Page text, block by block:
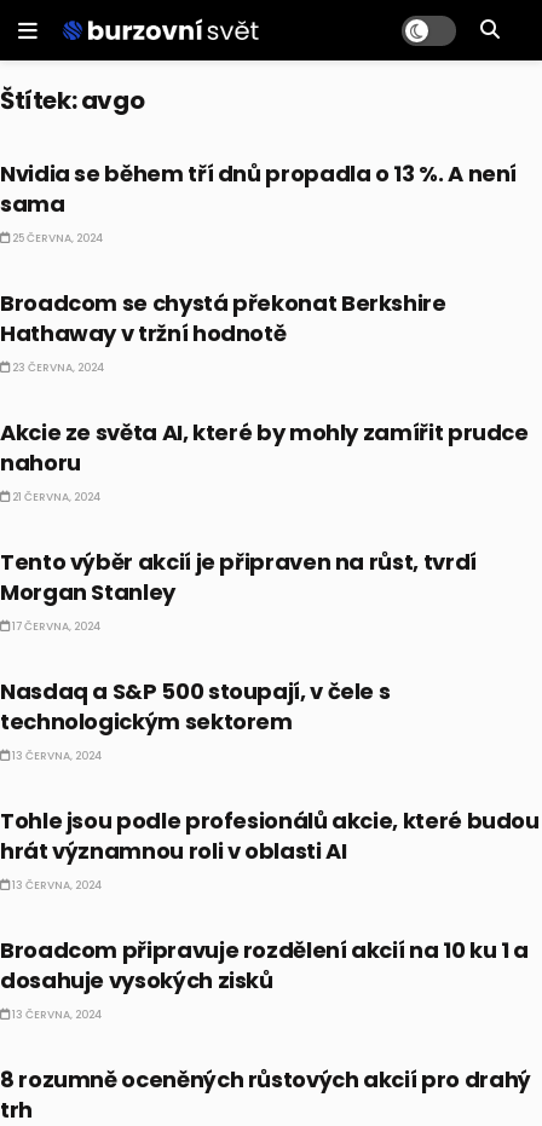
Štítek:avgo
Nvidia se během tří dnů propadla o 13 %. A není
sama
25 ČERVNA, 2024
Broadcom se chystá překonat Berkshire
Hathaway v tržní hodnotě
23 ČERVNA, 2024
Akcie ze světa AI, které by mohly zamířit prudce
nahoru
21 ČERVNA, 2024
Tento výběr akcií je připraven na růst, tvrdí
Morgan Stanley
17 ČERVNA, 2024
Nasdaq a S&P 500 stoupají, v čele s
technologickým sektorem
13 ČERVNA, 2024
Tohle jsou podle profesionálů akcie, které budou
hrát významnou roli v oblasti AI
13 ČERVNA, 2024
Broadcom připravuje rozdělení akcií na 10 ku 1 a
dosahuje vysokých zisků
13 ČERVNA, 2024
8 rozumně oceněných růstových akcií pro drahý
trh